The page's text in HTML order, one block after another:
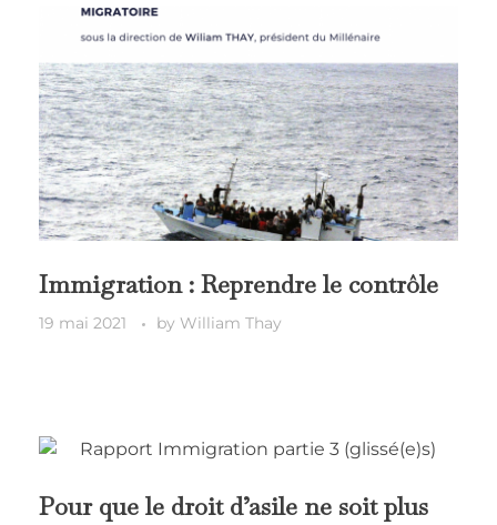
Immigration : Reprendre le contrôle
19 mai 2021 by William Thay
Pour que le droit d’asile ne soit plus